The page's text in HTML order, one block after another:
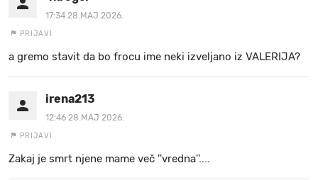
17:34 28.MAJ 2026.
PRIJAVI
a gremo stavit da bo frocu ime neki izveljano iz VALERIJA?
irena213
12:46 28.MAJ 2026.
PRIJAVI
Zakaj je smrt njene mame več ''vredna''....